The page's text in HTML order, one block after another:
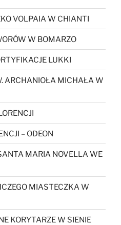
VOLPAIA W CHIANTI
W BOMARZO
LUKKI
ARCHANIOŁA MICHAŁA W
– ODEON
MARIA NOVELLA WE
MIASTECZKA W
KORYTARZE W SIENIE